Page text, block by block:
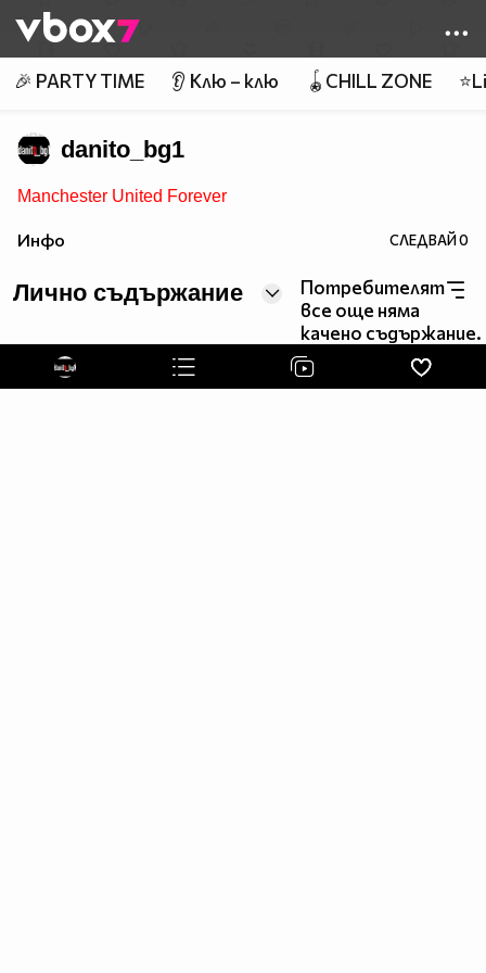
👾
🎉 PARTY TIME 👂 Клю – клю 🪀CHILL ZONE
danito_bg1
Manchester United Forever
Инфо СЛЕДВАЙ0
Лично съдържание
Потребителят
все още няма
качено съдържание.